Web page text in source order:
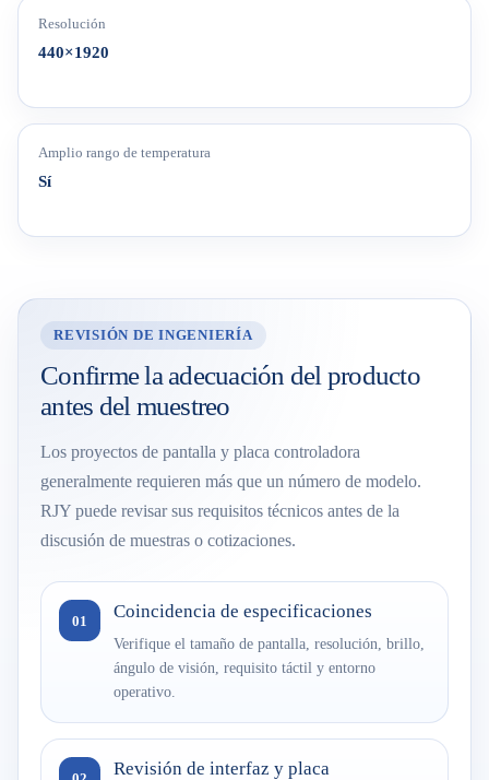
Resolución
440×1920
Amplio rango de temperatura
Sí
REVISIÓN DE INGENIERÍA
Confirme la adecuación del producto
antes del muestreo
Los proyectos de pantalla y placa controladora
generalmente requieren más que un número de modelo.
RJY puede revisar sus requisitos técnicos antes de la
discusión de muestras o cotizaciones.
01 Coincidencia de especificaciones
Verifique el tamaño de pantalla, resolución, brillo,
ángulo de visión, requisito táctil y entorno
operativo.
Revisión de interfaz y placa